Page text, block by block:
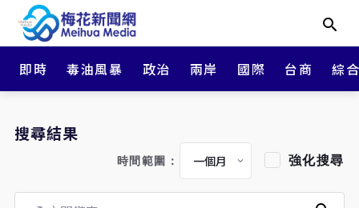
即時 毒油風暴 政治 兩岸 國際 台商 綜
搜尋結果
時間範圍： 強化搜尋